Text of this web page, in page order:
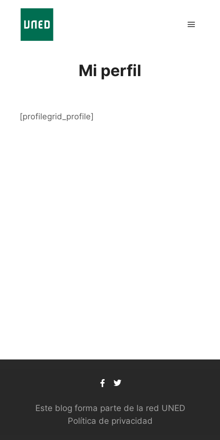
Mi perfil
[profilegrid_profile]
Este blog forma parte de la red UNED
Política de privacidad